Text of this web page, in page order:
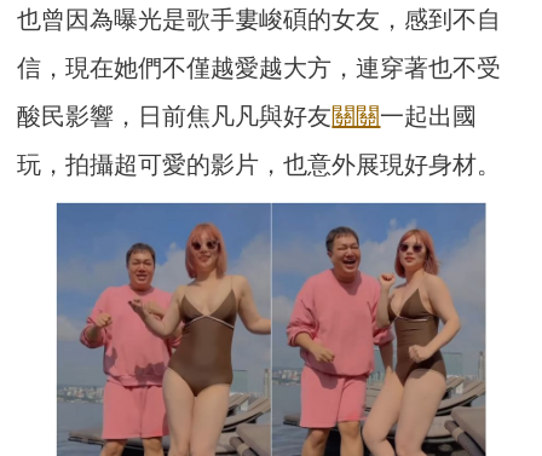
也曾因為曝光是歌手婁峻碩的女友，感到不自
信，現在她們不僅越愛越大方，連穿著也不受
酸民影響，日前焦凡凡與好友關關一起出國
玩，拍攝超可愛的影片，也意外展現好身材。